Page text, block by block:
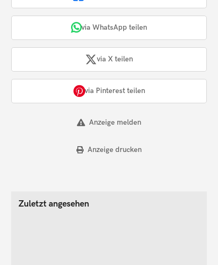
via WhatsApp teilen
via X teilen
via Pinterest teilen
Anzeige melden
Anzeige drucken
Zuletzt angesehen